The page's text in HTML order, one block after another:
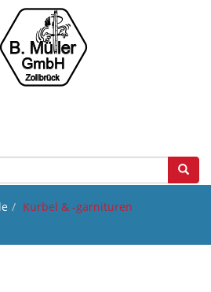
Kurbel & -garnituren